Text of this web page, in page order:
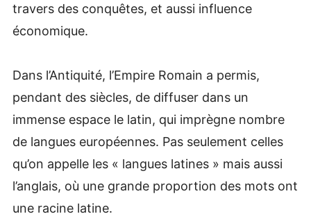
travers des conquêtes, et aussi influence
économique.
Dans l’Antiquité, l’Empire Romain a permis,
pendant des siècles, de diffuser dans un
immense espace le latin, qui imprègne nombre
de langues européennes. Pas seulement celles
qu’on appelle les « langues latines » mais aussi
l’anglais, où une grande proportion des mots ont
une racine latine.